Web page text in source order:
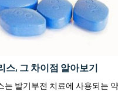
스, 그 차이점 알아보기
는 발기부전 치료에 사용되는